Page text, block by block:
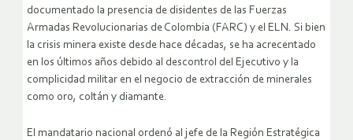
documentado la presencia de disidentes de las Fuerzas
Armadas Revolucionarias de Colombia (FARC) y el ELN. Si bien
la crisis minera existe desde hace décadas, se ha acrecentado
en los últimos años debido al descontrol del Ejecutivo y la
complicidad militar en el negocio de extracción de minerales
como oro, coltán y diamante.
El mandatario nacional ordenó al jefe de la Región Estratégica